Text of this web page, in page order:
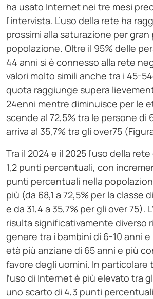
ha usato Internet nei tre mesi
l’intervista. L’uso della rete ha
prossimi alla saturazione per gran
popolazione. Oltre il 95% delle
44 anni si è connesso alla rete
valori molto simili anche tra i 45-
quota raggiunge supera
24enni mentre diminuisce per le
scende al 72,5% tra le persone di
arriva al 35,7% tra gli over75
Tra il 2024 e il 2025 l’uso della
1,2 punti percentuali, con
punti percentuali nella
più (da 68,1 a 72,5% per la classe
e da 31,4 a 35,7% per gli over 75).
risulta significativamente diverso
genere tra i bambini di 6-10 anni
età più anziane di 65 anni e più
favore degli uomini. In particolare
l’uso di Internet è più elevato tra
uno scarto di 4,3 punti